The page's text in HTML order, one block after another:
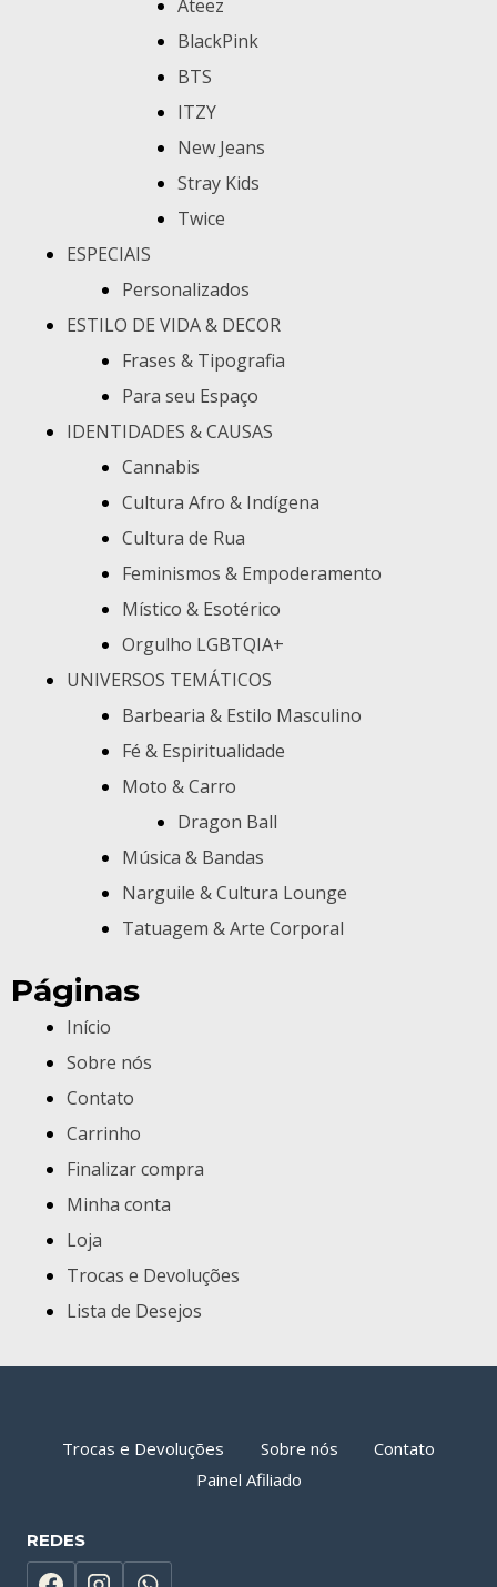
Ateez
BlackPink
BTS
ITZY
New Jeans
Stray Kids
Twice
ESPECIAIS
Personalizados
ESTILO DE VIDA & DECOR
Frases & Tipografia
Para seu Espaço
IDENTIDADES & CAUSAS
Cannabis
Cultura Afro & Indígena
Cultura de Rua
Feminismos & Empoderamento
Místico & Esotérico
Orgulho LGBTQIA+
UNIVERSOS TEMÁTICOS
Barbearia & Estilo Masculino
Fé & Espiritualidade
Moto & Carro
Dragon Ball
Música & Bandas
Narguile & Cultura Lounge
Tatuagem & Arte Corporal
Páginas
Início
Sobre nós
Contato
Carrinho
Finalizar compra
Minha conta
Loja
Trocas e Devoluções
Lista de Desejos
Trocas e Devoluções Sobre nós
Contato
Painel Afiliado
REDES